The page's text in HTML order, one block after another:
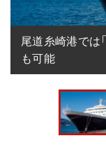
尾道糸崎港では
も可能